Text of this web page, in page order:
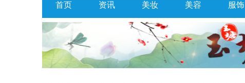
首页 资讯 美妆 美容 服饰